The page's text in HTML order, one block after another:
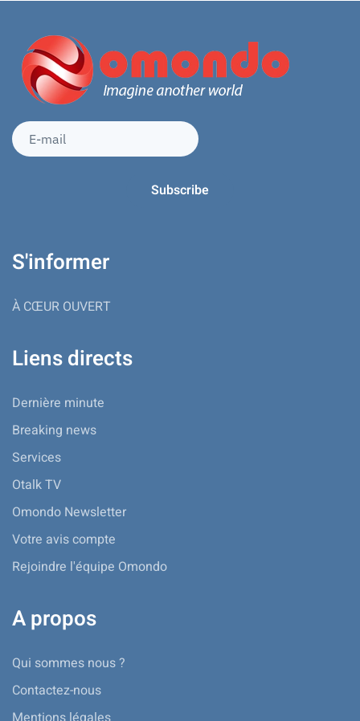
S'informer
À CŒUR OUVERT
Liens directs
Dernière minute
Breaking news
Services
Otalk TV
Omondo Newsletter
Votre avis compte
Rejoindre l'équipe Omondo
A propos
Qui sommes nous ?
Contactez-nous